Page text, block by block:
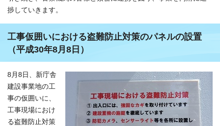
捗していきます。
工事仮囲いにおける盗難防止対策のパネルの設置
（平成30年8月8日）
8月8日、新庁舎
建設事業地の工
事の仮囲いに、
工事現場におけ
る盗難防止対策